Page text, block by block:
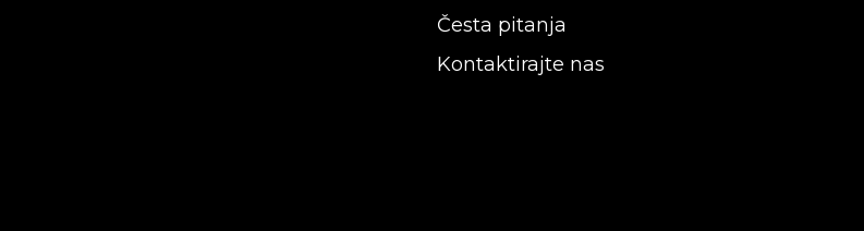
Česta pitanja
Kontaktirajte nas